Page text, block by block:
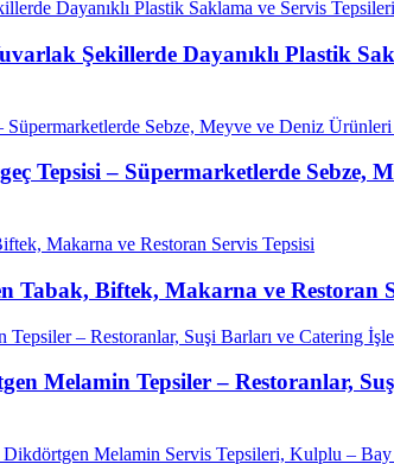
Şekillerde Dayanıklı Plastik
Tepsisi – Süpermarketlerde
Tabak, Biftek, Makarna ve Restoran
Melamin Tepsiler – Restoranlar,